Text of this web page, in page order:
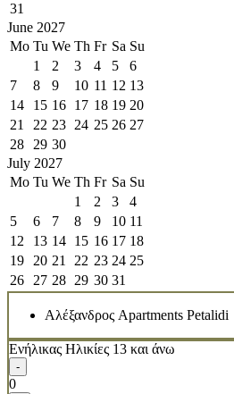
31
June 2027
Mo Tu We Th Fr Sa Su
1
2 3 4 5
6
7
8 9 10 11 12 13
14
15 16 17 18 19 20
21
22 23 24 25 26 27
28
29 30
July 2027
Mo Tu We Th Fr Sa Su
1
2 3
4
5
6 7 8 9 10 11
12
13 14 15 16 17 18
19
20 21 22 23 24 25
26
27 28 29 30 31
Αλέξανδρος Apartments Petalidi
Ενήλικας Ηλικίες 13 και άνω
-
0